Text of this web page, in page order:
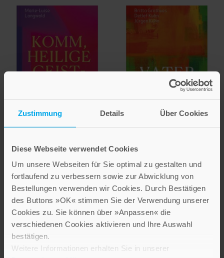
Zustimmung Details Über Cookies
Diese Webseite verwendet Cookies
Um unsere Webseiten für Sie optimal zu gestalten und
fortlaufend zu verbessern sowie zur Abwicklung von
Bestellungen verwenden wir Cookies. Durch Bestätigen
des Buttons »OK« stimmen Sie der Verwendung unserer
Cookies zu. Sie können über »Anpassen« die
verschiedenen Cookies aktivieren und Ihre Auswahl
bestätigen.
Weitere Informationen erhalten Sie in unserer
Geistkraft
Gebete und Gedichte für das
Kirchenjahr
20,00 €
IN DEN WARENKORB
Vaterunser
125 geistliche Impulse zum
20,00 €